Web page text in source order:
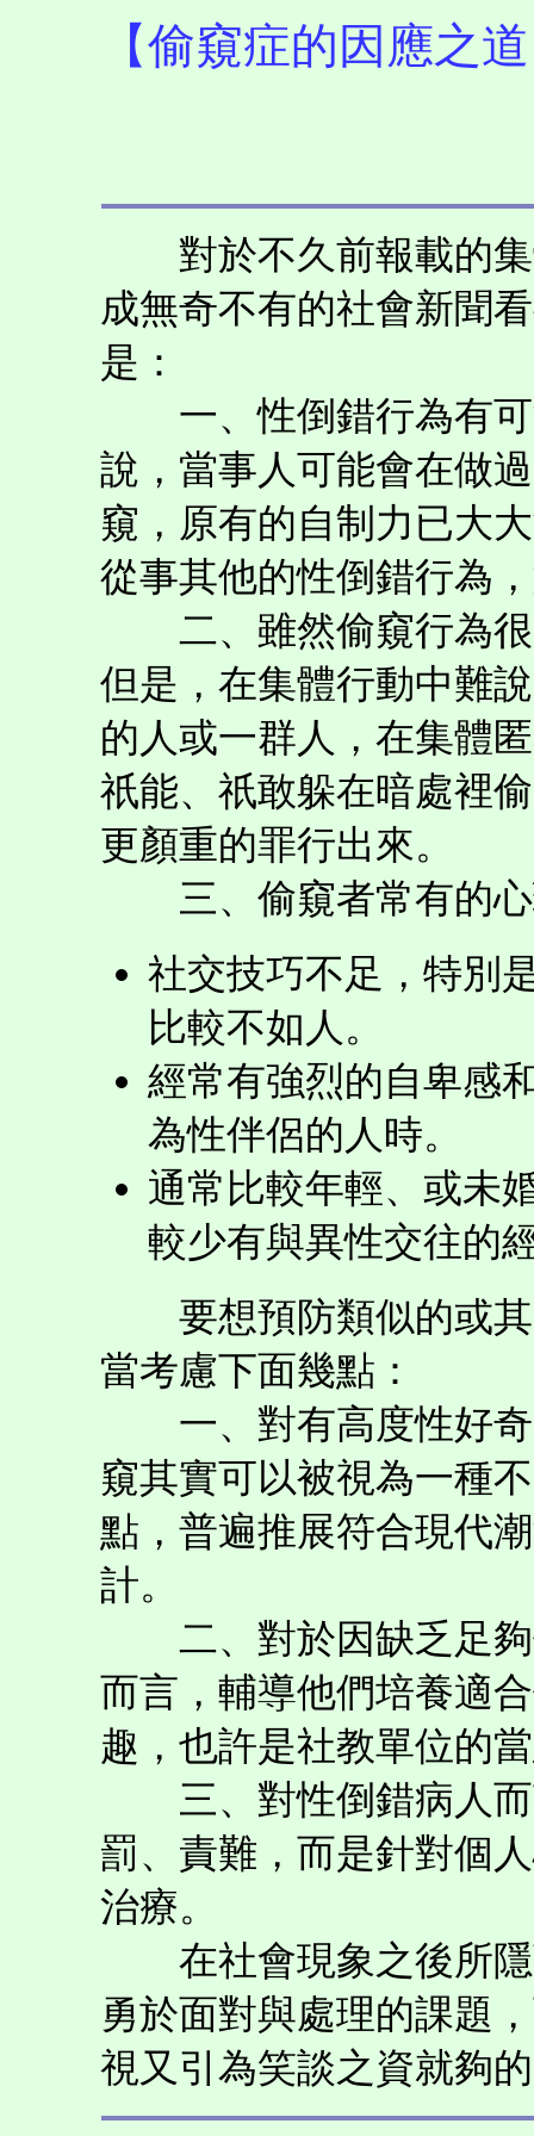
【偷窺症的因應之
對於不久前報載的集
成無奇不有的社會新聞
是：
一、性倒錯行為有可
說，當事人可能會在做
窺，原有的自制力已大
從事其他的性倒錯行為
二、雖然偷窺行為很
但是，在集體行動中難
的人或一群人，在集體
祇能、祇敢躲在暗處裡
更顏重的罪行出來。
三、偷窺者常有的心
社交技巧不足，特別
比較不如人。
經常有強烈的自卑感
為性伴侶的人時。
通常比較年輕、或未
較少有與異性交往的
要想預防類似的或其
當考慮下面幾點：
一、對有高度性好奇
窺其實可以被視為一種
點，普遍推展符合現代
計。
二、對於因缺乏足夠
而言，輔導他們培養適
趣，也許是社教單位的
三、對性倒錯病人而
罰、責難，而是針對個
治療。
在社會現象之後所隱
勇於面對與處理的課題
視又引為笑談之資就夠